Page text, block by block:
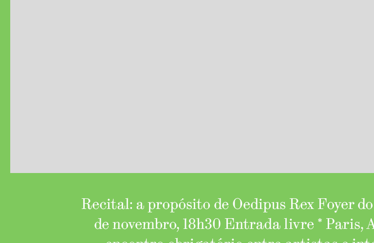
Recital: a propósito de Oedipus Rex Foyer
de novembro, 18h30 Entrada livre * Paris,